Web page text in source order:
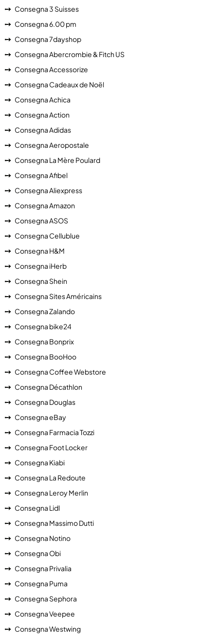
Consegna 3 Suisses
Consegna 6.00 pm
Consegna 7dayshop
Consegna Abercrombie & Fitch US
Consegna Accessorize
Consegna Cadeaux de Noël
Consegna Achica
Consegna Action
Consegna Adidas
Consegna Aeropostale
Consegna La Mère Poulard
Consegna Afibel
Consegna Aliexpress
Consegna Amazon
Consegna ASOS
Consegna Cellublue
Consegna H&M
Consegna iHerb
Consegna Shein
Consegna Sites Américains
Consegna Zalando
Consegna bike24
Consegna Bonprix
Consegna BooHoo
Consegna Coffee Webstore
Consegna Décathlon
Consegna Douglas
Consegna eBay
Consegna Farmacia Tozzi
Consegna Foot Locker
Consegna Kiabi
Consegna La Redoute
Consegna Leroy Merlin
Consegna Lidl
Consegna Massimo Dutti
Consegna Notino
Consegna Obi
Consegna Privalia
Consegna Puma
Consegna Sephora
Consegna Veepee
Consegna Westwing